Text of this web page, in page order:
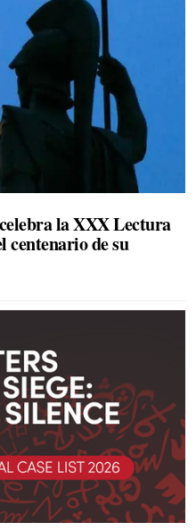
la XXX Lectura
centenario de su